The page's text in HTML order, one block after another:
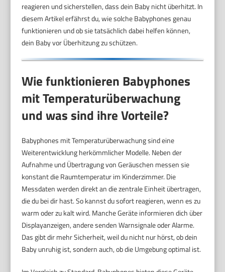
reagieren und sicherstellen, dass dein Baby nicht überhitzt. In
diesem Artikel erfährst du, wie solche Babyphones genau
funktionieren und ob sie tatsächlich dabei helfen können,
dein Baby vor Überhitzung zu schützen.
Wie funktionieren Babyphones
mit Temperaturüberwachung
und was sind ihre Vorteile?
Babyphones mit Temperaturüberwachung sind eine
Weiterentwicklung herkömmlicher Modelle. Neben der
Aufnahme und Übertragung von Geräuschen messen sie
konstant die Raumtemperatur im Kinderzimmer. Die
Messdaten werden direkt an die zentrale Einheit übertragen,
die du bei dir hast. So kannst du sofort reagieren, wenn es zu
warm oder zu kalt wird. Manche Geräte informieren dich über
Displayanzeigen, andere senden Warnsignale oder Alarme.
Das gibt dir mehr Sicherheit, weil du nicht nur hörst, ob dein
Baby unruhig ist, sondern auch, ob die Umgebung optimal ist.